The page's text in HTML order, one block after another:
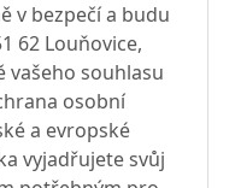
v bezpečí a budu
62 Louňovice,
vašeho souhlasu
osobní
a evropské
vyjadřujete svůj